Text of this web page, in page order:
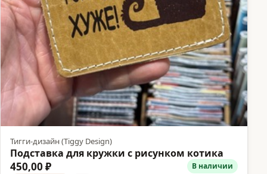
Тигги-дизайн (Tiggy Design)
Подставка для кружки с рисунком котика
450,00 ₽ В наличии